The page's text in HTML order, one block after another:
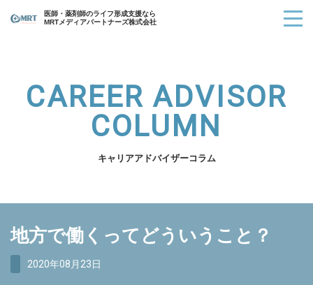
医師・薬剤師のライフ形成支援なら
MRTメディアパートナーズ株式会社
CAREER ADVISOR
COLUMN
キャリアアドバイザーコラム
地方で働くってどういうこと？
2020年08月23日